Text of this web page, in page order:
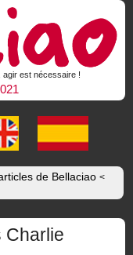
agir est nécessaire !
de Bellaciao <
Charlie